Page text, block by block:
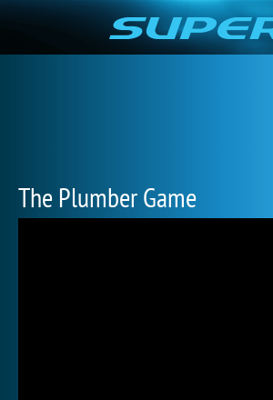
The Plumber Game